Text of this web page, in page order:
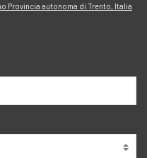
Provincia autonoma di Trento, Italia